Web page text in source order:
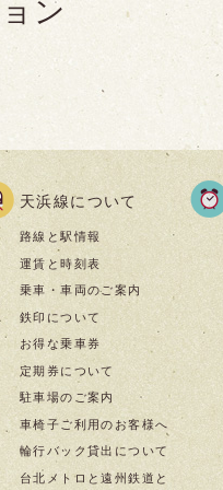
ン
天浜線について
路線と駅情報
運賃と時刻表
乗車・車両のご案内
鉄印について
お得な乗車券
定期券について
駐車場のご案内
車椅子ご利用のお客様へ
輪行バック貸出について
台北メトロと遠州鉄道と